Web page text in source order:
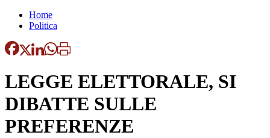
Home
Politica
LEGGE ELETTORALE, SI
DIBATTE SULLE
PREFERENZE